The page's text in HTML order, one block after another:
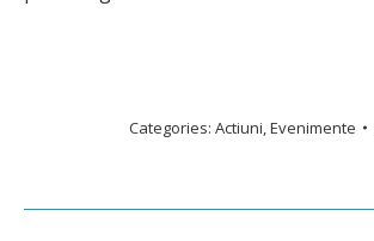
Categories: Actiuni,Evenimente